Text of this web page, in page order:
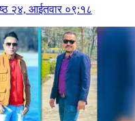
२४, आईतवार ०९:१८